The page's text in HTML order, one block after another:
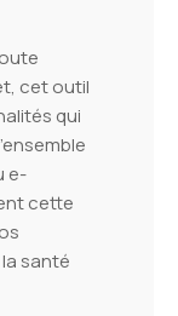
cet outil
qui
e-
cette
santé